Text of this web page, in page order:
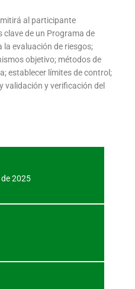
al participante
de un Programa de
evaluación de riesgos;
objetivo; métodos de
establecer límites de control;
validación y verificación del
2025